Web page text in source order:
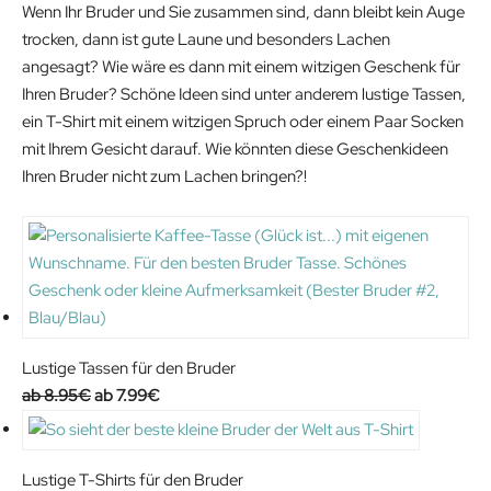
l
p
r
i
c
e
w
s
:
3
4
9
9
€
p
r
i
c
e
i
s
1
7
.
€
g
i
n
a
p
r
c
e
w
a
:
2
5
r
e
n
t
p
r
i
e
i
s
0
7
Wenn Ihr Bruder und Sie zusammen sind, dann bleibt kein Auge
trocken, dann ist gute Laune und besonders Lachen
angesagt? Wie wäre es dann mit einem witzigen Geschenk für
Ihren Bruder? Schöne Ideen sind unter anderem lustige Tassen,
ein T-Shirt mit einem witzigen Spruch oder einem Paar Socken
mit Ihrem Gesicht darauf. Wie könnten diese Geschenkideen
Ihren Bruder nicht zum Lachen bringen?!
Lustige Tassen für den Bruder
8.95€O
r
g
7.99€C
u
r
Lustige T-Shirts für den Bruder